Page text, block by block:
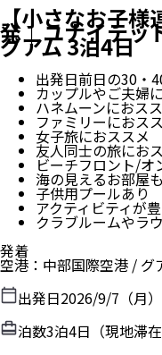
【小さなお子様
発｜ユナイテッ
グアム 3泊4日
出発日前日の30・
カップルやご夫婦
ハネムーンにおス
ファミリーにおス
女子旅におススメ
友人同士の旅にお
ビーチフロント/オ
海の見えるお部屋
子供用プールあり
アクティビティが
クラブルームやラ
発着
空港 ： 中部国際空港 / グ
出発日2026/9/7（月）
泊数3泊4日（現地滞